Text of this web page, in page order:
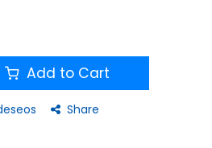
Add to Cart
Share